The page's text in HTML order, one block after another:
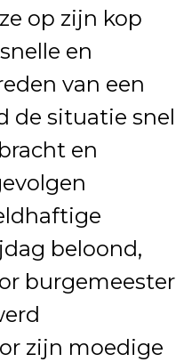
op zijn kop
en
van een
de situatie snel
en
beloond,
burgemeester
zijn moedige